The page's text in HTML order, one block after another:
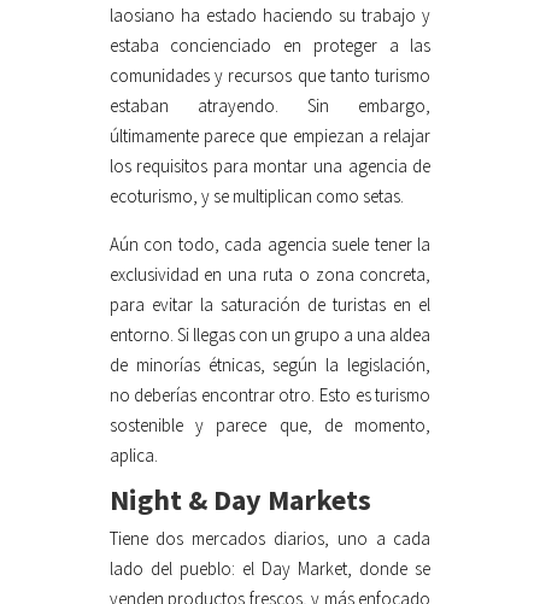
laosiano ha estado haciendo su trabajo y
estaba concienciado en proteger a las
comunidades y recursos que tanto turismo
estaban atrayendo. Sin embargo,
últimamente parece que empiezan a relajar
los requisitos para montar una agencia de
ecoturismo, y se multiplican como setas.
Aún con todo, cada agencia suele tener la
exclusividad en una ruta o zona concreta,
para evitar la saturación de turistas en el
entorno. Si llegas con un grupo a una aldea
de minorías étnicas, según la legislación,
no deberías encontrar otro. Esto es turismo
sostenible y parece que, de momento,
aplica.
Night & Day Markets
Tiene dos mercados diarios, uno a cada
lado del pueblo: el Day Market, donde se
venden productos frescos, y más enfocado